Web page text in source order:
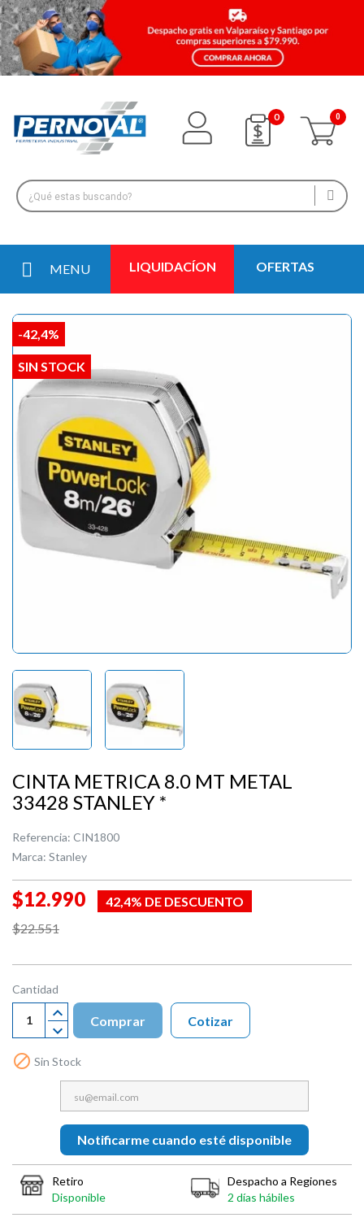
0
MENU LIQUIDACÍON OFERTAS
-42,4%
SIN STOCK
CINTA METRICA 8.0 MT METAL
33428 STANLEY *
Referencia: CIN1800
Marca: Stanley
$12.990
42,4% DE DESCUENTO
$22.551
Cantidad
Comprar
 Sin Stock
Notificarme cuando esté disponible
Cotizar
Retiro
Disponible
Despacho a Regiones
2 días hábiles